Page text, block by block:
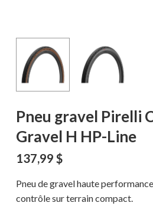
Pneu gravel Pirelli
Gravel H HP-Line
137,99 $
Pneu de gravel haute
contrôle sur terrain compact.